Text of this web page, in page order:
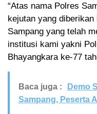
“Atas nama Polres
kejutan yang
Sampang yang telah
institusi kami yakni
Bhayangkara ke-77
Baca juga :
Demo
Sampang, Peserta